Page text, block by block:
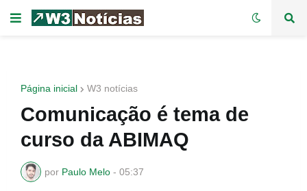
Página inicial W3 notícias
Comunicação é tema de
curso da ABIMAQ
por Paulo Melo - 05:37